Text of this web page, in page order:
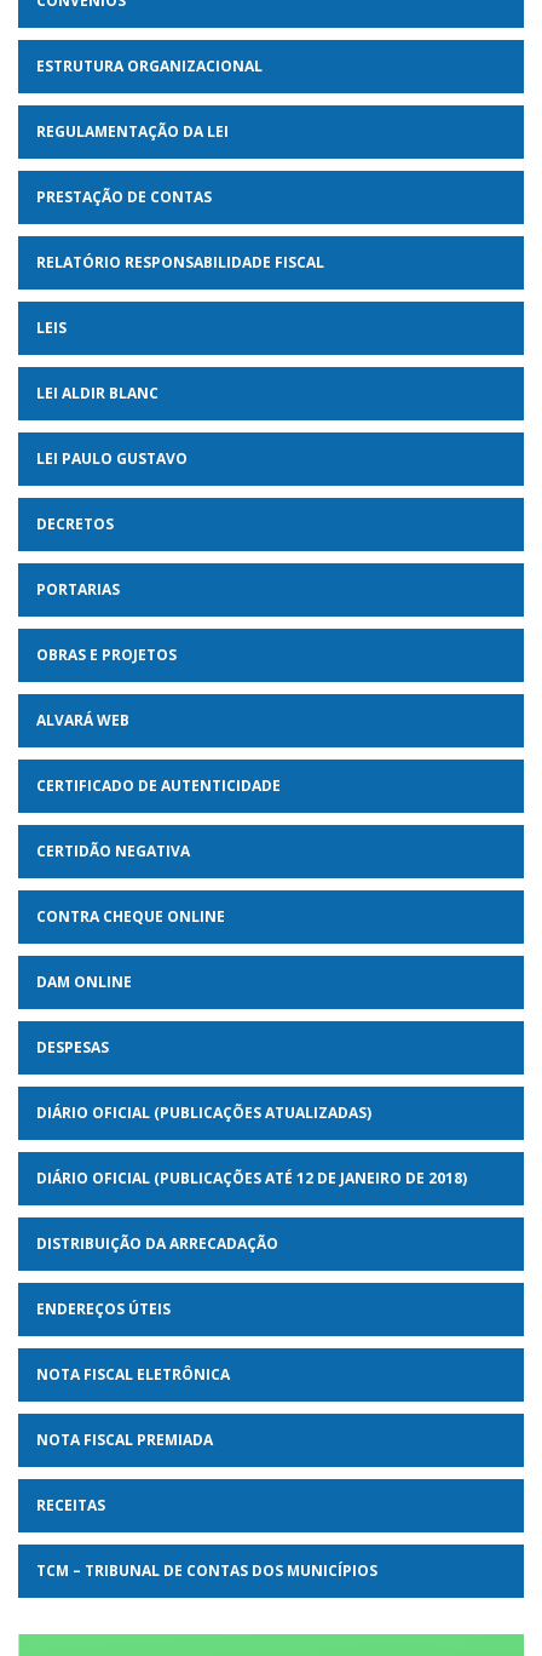
ESTRUTURA ORGANIZACIONAL
REGULAMENTAÇÃO DA LEI
PRESTAÇÃO DE CONTAS
RELATÓRIO RESPONSABILIDADE FISCAL
LEIS
LEI ALDIR BLANC
LEI PAULO GUSTAVO
DECRETOS
PORTARIAS
OBRAS E PROJETOS
ALVARÁ WEB
CERTIFICADO DE AUTENTICIDADE
CERTIDÃO NEGATIVA
CONTRA CHEQUE ONLINE
DAM ONLINE
DESPESAS
DIÁRIO OFICIAL (PUBLICAÇÕES ATUALIZADAS)
DIÁRIO OFICIAL (PUBLICAÇÕES ATÉ 12 DE JANEIRO DE 2018)
DISTRIBUIÇÃO DA ARRECADAÇÃO
ENDEREÇOS ÚTEIS
NOTA FISCAL ELETRÔNICA
NOTA FISCAL PREMIADA
RECEITAS
TCM – TRIBUNAL DE CONTAS DOS MUNICÍPIOS